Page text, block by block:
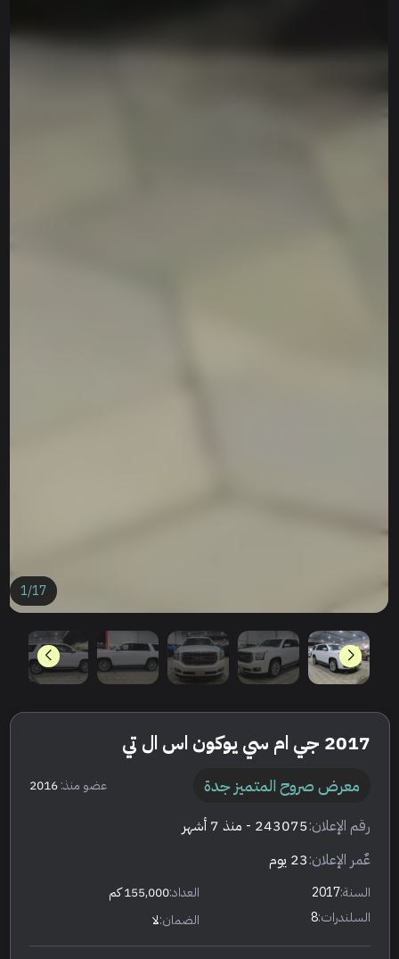
1/17
2017 جي ام سي يوكون اس ال تي
معرض صروح المتميز جدة عضو منذ:2016
رقم الإعلان:243075 - منذ 7 أشهر
عٌمر الإعلان:23 يوم
السنة:2017 العداد:155,000 كم
السلندرات:8 الضمان:لا